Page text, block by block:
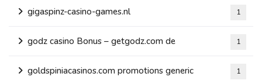
gigaspinz-casino-games.nl 1
godz casino Bonus – getgodz.com de 1
goldspiniacasinos.com promotions generic 1